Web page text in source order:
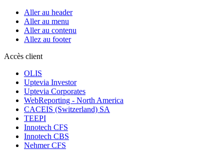
Aller au header
Aller au menu
Aller au contenu
Allez au footer
Accès client
OLIS
Uptevia Investor
Uptevia Corporates
WebReporting - North America
CACEIS (Switzerland) SA
TEEPI
Innotech CFS
Innotech CBS
Nehmer CFS